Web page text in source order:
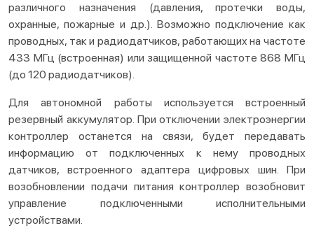
различного назначения (давления, протечки воды,
охранные, пожарные и др.). Возможно подключение как
проводных, так и радиодатчиков, работающих на частоте
433 МГц (встроенная) или защищенной частоте 868 МГц
(до 120 радиодатчиков).
Для автономной работы используется встроенный
резервный аккумулятор. При отключении электроэнергии
контроллер останется на связи, будет передавать
информацию от подключенных к нему проводных
датчиков, встроенного адаптера цифровых шин. При
возобновлении подачи питания контроллер возобновит
управление подключенными исполнительными
устройствами.